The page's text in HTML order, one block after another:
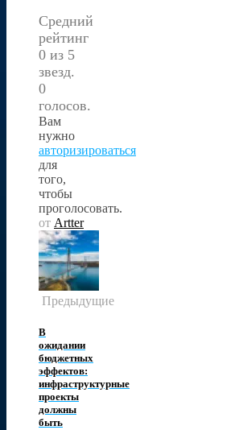
Средний
рейтинг
0 из 5
звезд.
0
голосов.
Вам
нужно
авторизироваться
для
того,
чтобы
проголосовать.
от Artter
Предыдущие
В
ожидании
бюджетных
эффектов:
инфраструктурные
проекты
должны
быть